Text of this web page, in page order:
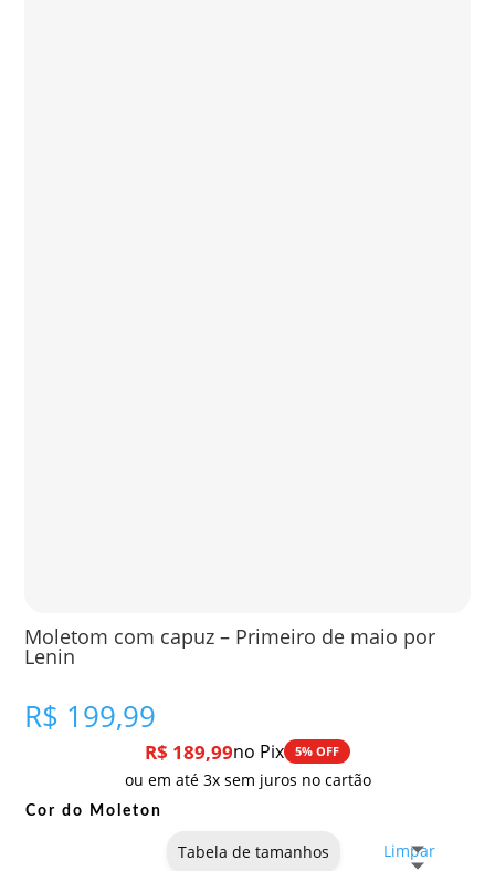
Moletom com capuz – Primeiro de maio por
Lenin
R$ 199,99
R$ 189,99no Pix 5% OFF
ou em até 3x sem juros no cartão
Cor do Moleton
Limpar
Tabela de tamanhos